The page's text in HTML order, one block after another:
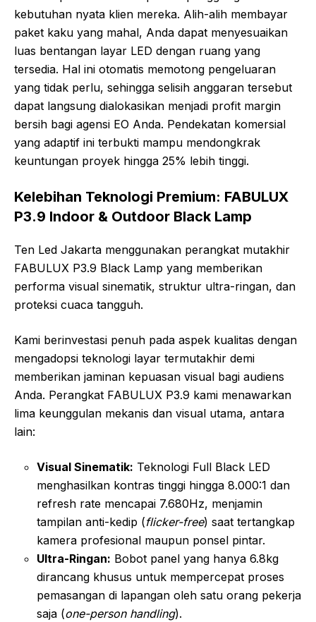
kebutuhan nyata klien mereka. Alih-alih membayar
paket kaku yang mahal, Anda dapat menyesuaikan
luas bentangan layar LED dengan ruang yang
tersedia. Hal ini otomatis memotong pengeluaran
yang tidak perlu, sehingga selisih anggaran tersebut
dapat langsung dialokasikan menjadi profit margin
bersih bagi agensi EO Anda. Pendekatan komersial
yang adaptif ini terbukti mampu mendongkrak
keuntungan proyek hingga 25% lebih tinggi.
Kelebihan Teknologi Premium: FABULUX
P3.9 Indoor & Outdoor Black Lamp
Ten Led Jakarta menggunakan perangkat mutakhir
FABULUX P3.9 Black Lamp yang memberikan
performa visual sinematik, struktur ultra-ringan, dan
proteksi cuaca tangguh.
Kami berinvestasi penuh pada aspek kualitas dengan
mengadopsi teknologi layar termutakhir demi
memberikan jaminan kepuasan visual bagi audiens
Anda. Perangkat FABULUX P3.9 kami menawarkan
lima keunggulan mekanis dan visual utama, antara
lain:
Visual Sinematik: Teknologi Full Black LED
menghasilkan kontras tinggi hingga 8.000:1 dan
refresh rate mencapai 7.680Hz, menjamin
tampilan anti-kedip (flicker-free) saat tertangkap
kamera profesional maupun ponsel pintar.
Ultra-Ringan: Bobot panel yang hanya 6.8kg
dirancang khusus untuk mempercepat proses
pemasangan di lapangan oleh satu orang pekerja
saja (one-person handling).